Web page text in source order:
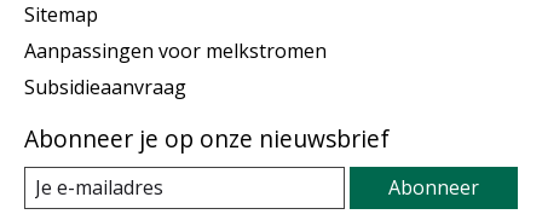
Sitemap
Aanpassingen voor melkstromen
Subsidieaanvraag
Abonneer je op onze nieuwsbrief
Abonneer